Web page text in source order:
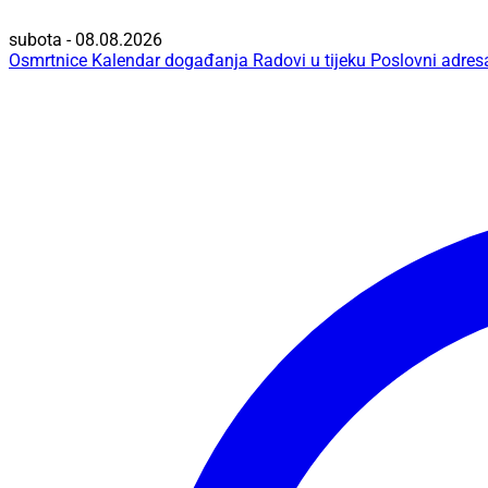
subota - 08.08.2026
Osmrtnice Kalendar događanja Radovi u tijeku Poslovni